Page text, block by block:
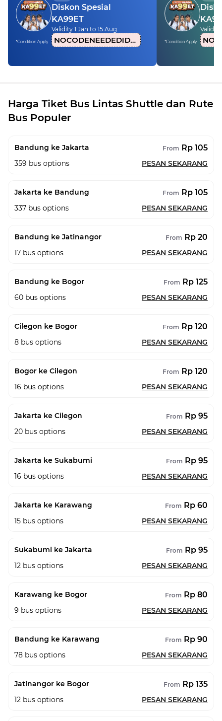
*Condition Apply
Diskon Spesial
KA99ET
Validity 1 Jan to 15 Aug
NOCODENEEDEDIDN1 *Condition Apply
Validity
Harga Tiket Bus Lintas Shuttle dan Rute
Bus Populer
Bandung ke Jakarta From Rp 105
359 bus options PESAN SEKARANG
Jakarta ke Bandung From Rp 105
337 bus options PESAN SEKARANG
Bandung ke Jatinangor From Rp 20
17 bus options PESAN SEKARANG
Bandung ke Bogor From Rp 125
60 bus options PESAN SEKARANG
Cilegon ke Bogor From Rp 120
8 bus options PESAN SEKARANG
Bogor ke Cilegon From Rp 120
16 bus options PESAN SEKARANG
Jakarta ke Cilegon From Rp 95
20 bus options PESAN SEKARANG
Jakarta ke Sukabumi From Rp 95
16 bus options PESAN SEKARANG
Jakarta ke Karawang From Rp 60
15 bus options PESAN SEKARANG
Sukabumi ke Jakarta From Rp 95
12 bus options PESAN SEKARANG
Karawang ke Bogor From Rp 80
9 bus options PESAN SEKARANG
Bandung ke Karawang From Rp 90
78 bus options PESAN SEKARANG
Jatinangor ke Bogor From Rp 135
12 bus options PESAN SEKARANG